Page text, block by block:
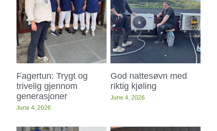
Fagertun: Trygt og
trivelig gjennom
generasjoner
June 4, 2026
God nattesøvn med
riktig kjøling
June 4, 2026